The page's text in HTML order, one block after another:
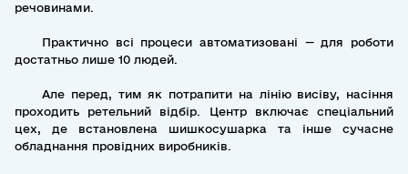
речовинами.
Практично всі процеси автоматизовані — для роботи
достатньо лише 10 людей.
Але перед, тим як потрапити на лінію висіву, насіння
проходить ретельний відбір. Центр включає спеціальний
цех, де встановлена шишкосушарка та інше сучасне
обладнання провідних виробників.